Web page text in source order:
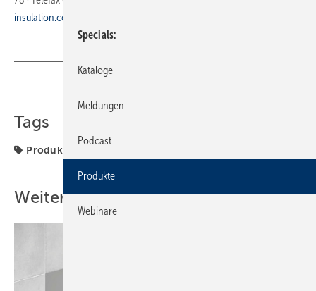
insulation.com/de/
Tags
Produkte
Weitere Inhalte
Specials
Kataloge
Meldungen
Podcast
Produkte
Webinare